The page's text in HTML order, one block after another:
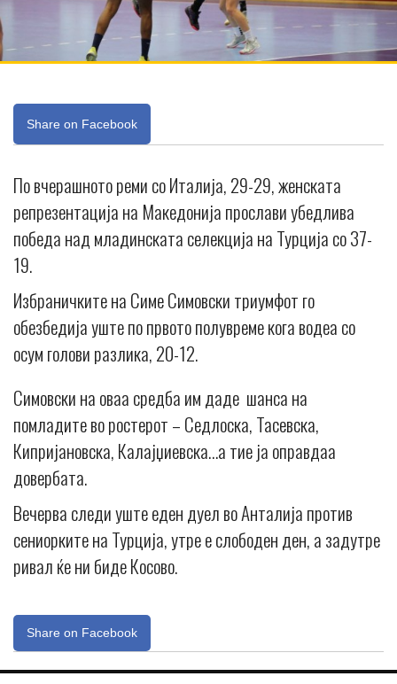
Share on Facebook
По вчерашното реми со Италија, 29-29, женската
репрезентација на Македонија прослави убедлива
победа над младинската селекција на Турција со 37-
19.
Избраничките на Симе Симовски триумфот го
обезбедија уште по првото полувреме кога водеа со
осум голови разлика, 20-12.
Симовски на оваа средба им даде шанса на
помладите во ростерот – Седлоска, Тасевска,
Кипријановска, Калајџиевска…а тие ја оправдаа
довербата.
Вечерва следи уште еден дуел во Анталија против
сениорките на Турција, утре е слободен ден, а задутре
ривал ќе ни биде Косово.
Share on Facebook